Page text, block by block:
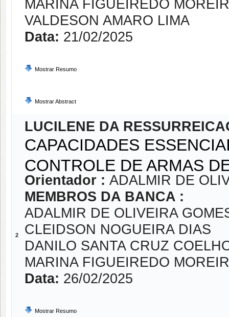
MARINA FIGUEIREDO
VALDESON AMARO LIMA
Data: 21/02/2025
Mostrar Resumo
Mostrar Abstract
2
LUCILENE DA
CAPACIDADES
CONTROLE DE ARMAS
Orientador : ADALMIR DE
MEMBROS DA BANCA :
ADALMIR DE OLIVEIRA
CLEIDSON NOGUEIRA DIAS
DANILO SANTA CRUZ
MARINA FIGUEIREDO
Data: 26/02/2025
Mostrar Resumo